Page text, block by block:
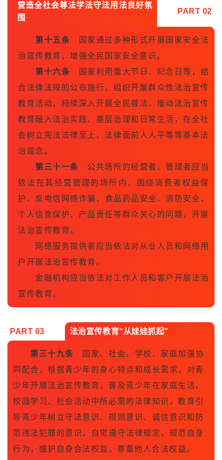
营造全社会尊法学法守法用法良好氛
围
PART 02
第十五条 国家通过多种形式开展国家安全法
治宣传教育，增强全民国家安全意识。
第十六条 国家利用重大节日、纪念日等，结
合法律法规的公布施行，组织开展群众性法治宣传
教育活动，持续深入开展全民普法，推动法治宣传
教育融入法治实践、基层治理和日常生活，在全社
会树立宪法法律至上、法律面前人人平等等基本法
治观念。
第三十一条
公共场所的经营者、管理者应当
依法在其经营管理的场所内，围绕消费者权益保
护、
反电信网络诈骗 、食品药品安全、消防安全、
个人信息保护、产品责任等群众关心的问题，开展
法治宣传教育。
网络服务提供者应当依法对从业人员和网络用
户开展法治宣传教育。
金融机构应当依法对工作人员和客户开展法治
宣传教育。
PART 03 法治宣传教育“从娃娃抓起”
第三十九条 国家、社会、学校、家庭加强协
同配合，根据青少年的身心特点和成长需求，对青
少年开展法治宣传教育，普及青少年在家庭生活、
校园学习、社会活动中所必需的法律知识，教育引
导青少年树立守法意识、规则意识、诚信意识和防
范违法犯罪的意识，自觉遵守法律规定，规范自身
行为，维护自身合法权益，尊重他人合法权益。